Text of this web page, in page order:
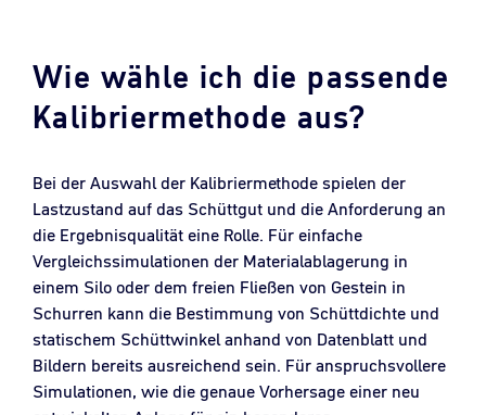
Wie wähle ich die passende
Kalibriermethode aus?
Bei der Auswahl der Kalibriermethode spielen der
Lastzustand auf das Schüttgut und die Anforderung an
die Ergebnisqualität eine Rolle. Für einfache
Vergleichssimulationen der Materialablagerung in
einem Silo oder dem freien Fließen von Gestein in
Schurren kann die Bestimmung von Schüttdichte und
statischem Schüttwinkel anhand von Datenblatt und
Bildern bereits ausreichend sein. Für anspruchsvollere
Simulationen, wie die genaue Vorhersage einer neu